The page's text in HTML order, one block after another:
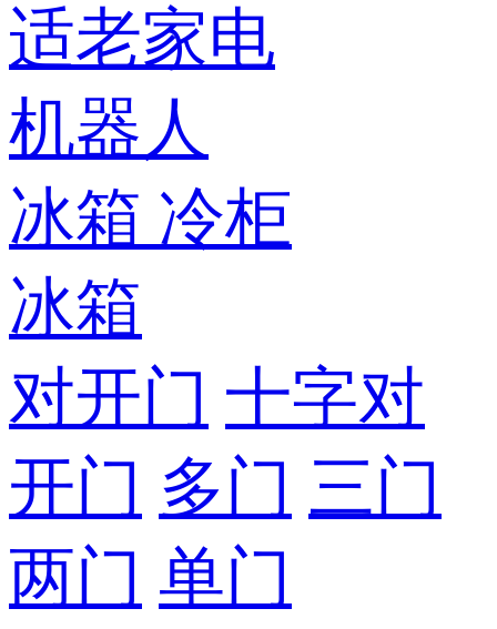
适老家电
机器人
冰箱 冷柜
冰箱
对开门 十字对
开门 多门 三门
两门 单门